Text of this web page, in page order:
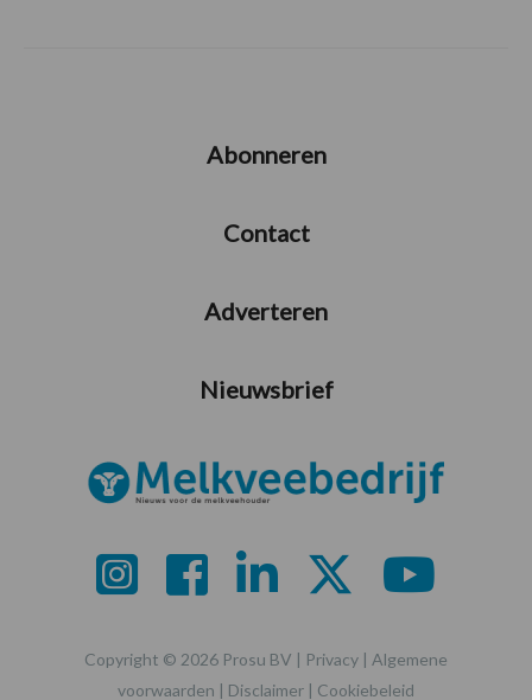
Abonneren
Contact
Adverteren
Nieuwsbrief
Copyright © 2026 Prosu BV | Privacy | Algemene
voorwaarden | Disclaimer | Cookiebeleid